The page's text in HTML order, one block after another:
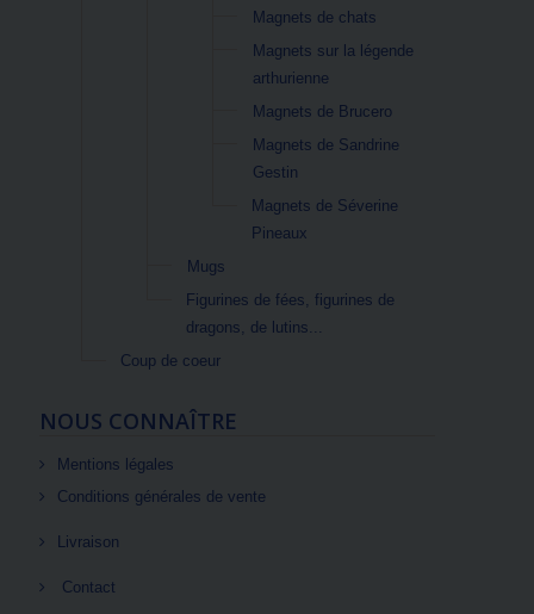
Magnets de chats
Magnets sur la légende
arthurienne
Magnets de Brucero
Magnets de Sandrine
Gestin
Magnets de Séverine
Pineaux
Mugs
Figurines de fées, figurines de
dragons, de lutins...
Coup de coeur
NOUS CONNAÎTRE
Mentions légales
Conditions générales de vente
Livraison
Contact